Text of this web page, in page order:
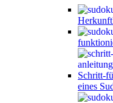
Herkunft
Schritt-
eines